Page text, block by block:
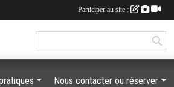
Nous contacter ou réserver
Participer au site :